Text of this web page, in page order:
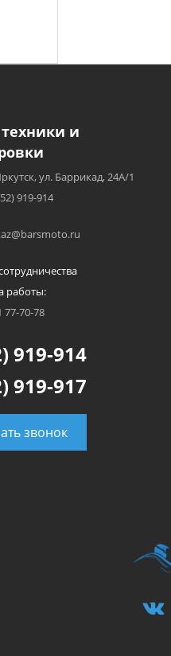
и
ул. Баррикад, 24А/1
919-914
работы:
77-70-78
919-914
919-917
звонок